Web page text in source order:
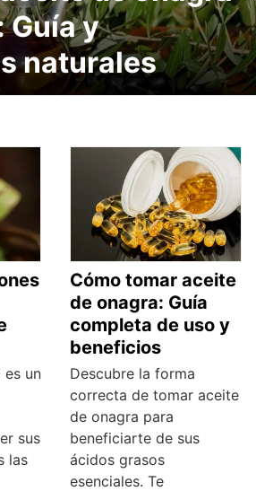
Guía y
naturales
es un
sus
las
Cómo tomar aceite
de onagra: Guía
completa de uso y
beneficios
Descubre la forma
correcta de tomar aceite
de onagra para
beneficiarte de sus
ácidos grasos
esenciales. Te